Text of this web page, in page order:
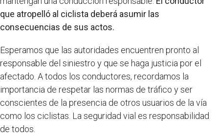
que atropelló al ciclista deberá asumir las
consecuencias de sus actos.
Esperamos que las autoridades encuentren pronto al
responsable del siniestro y que se haga justicia por el
afectado. A todos los conductores, recordamos la
importancia de respetar las normas de tráfico y ser
conscientes de la presencia de otros usuarios de la vía
como los ciclistas. La seguridad vial es responsabilidad
de todos.